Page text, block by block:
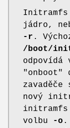
jádro,
-r .
/boot/
odpovídá
"onboot"
nový
volbu
-o .